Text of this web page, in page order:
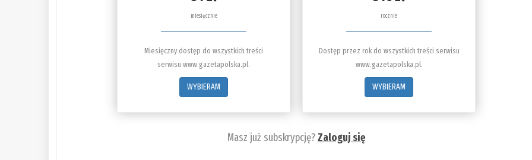
miesięcznie
Miesięczny dostęp do wszystkich treści
serwisu www.gazetapolska.pl.
WYBIERAM
rocznie
Dostęp przez rok do wszystkich treści serwisu
www.gazetapolska.pl.
WYBIERAM
Masz już subskrypcję?Zaloguj się